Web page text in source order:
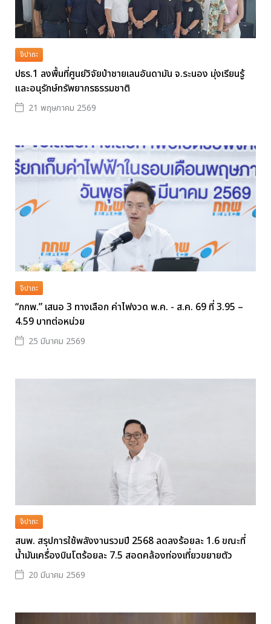
จิปาถะ
ปธร.1 ลงพื้นที่ศูนย์วิจัยป่าชายเลนอันดามัน จ.ระนอง มุ่งเรียนรู้
และอนุรักษ์ทรัพยากรธรรมชาติ
21 พฤษภาคม 2569
จิปาถะ
“กกพ.” เสนอ 3 ทางเลือก ค่าไฟงวด พ.ค. - ส.ค. 69 ที่ 3.95 –
4.59 บาทต่อหน่วย
25 มีนาคม 2569
จิปาถะ
สนพ. สรุปการใช้พลังงานรวมปี 2568 ลดลงร้อยละ 1.6 ขณะที่
น้ำมันเครื่องบินโตร้อยละ 7.5 สอดคล้องท่องเที่ยวขยายตัว
20 มีนาคม 2569